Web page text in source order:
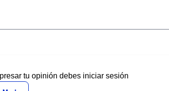
tu opinión debes iniciar sesión